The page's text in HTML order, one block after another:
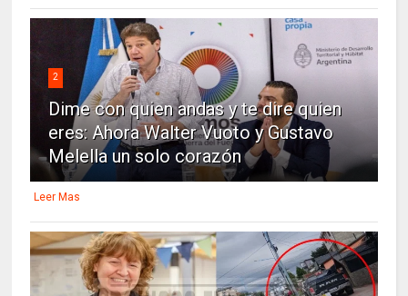
2
Dime con quien andas y te dire quien
eres: Ahora Walter Vuoto y Gustavo
Melella un solo corazón
Leer Mas